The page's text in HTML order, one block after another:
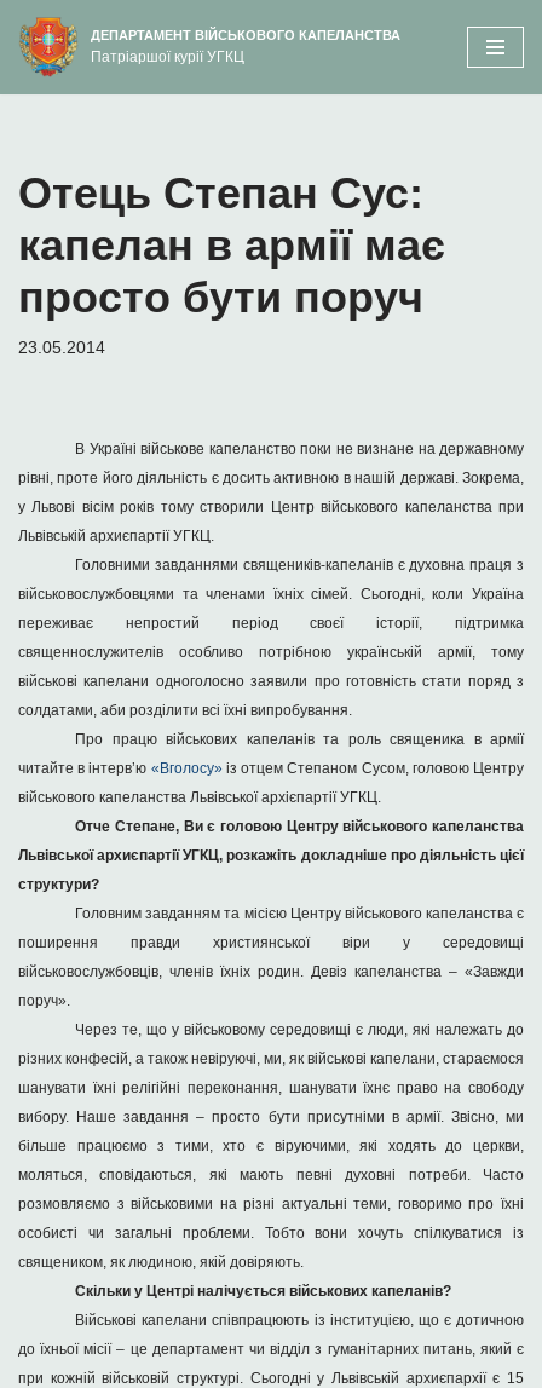
вмісту
Перейти
до
ДЕПАРТАМЕНТ ВІЙСЬКОВОГО КАПЕЛАНСТВА
Патріаршої курії УГКЦ
Отець Степан Сус:
капелан в армії має
просто бути поруч
23.05.2014
В Україні військове капеланство поки не визнане на державному
рівні, проте його діяльність є досить активною в нашій державі. Зокрема,
у Львові вісім років тому створили Центр військового капеланства при
Львівській архиєпартії УГКЦ.
Головними завданнями священиків-капеланів є духовна праця з
військовослужбовцями та членами їхніх сімей. Сьогодні, коли Україна
переживає непростий період своєї історії, підтримка
священнослужителів особливо потрібною українській армії, тому
військові капелани одноголосно заявили про готовність стати поряд з
солдатами, аби розділити всі їхні випробування.
Про працю військових капеланів та роль священика в армії
читайте в інтерв’ю «Вголосу»із отцем Степаном Сусом, головою Центру
військового капеланства Львівської архієпартії УГКЦ.
Отче Степане, Ви є головою Центру військового капеланства
Львівської архиєпартії УГКЦ, розкажіть докладніше про діяльність цієї
структури?
Головним завданням та місією Центру військового капеланства є
поширення правди християнської віри у середовищі
військовослужбовців, членів їхніх родин. Девіз капеланства – «Завжди
поруч».
Через те, що у військовому середовищі є люди, які належать до
різних конфесій, а також невіруючі, ми, як військові капелани, стараємося
шанувати їхні релігійні переконання, шанувати їхнє право на свободу
вибору. Наше завдання – просто бути присутніми в армії. Звісно, ми
більше працюємо з тими, хто є віруючими, які ходять до церкви,
моляться, сповідаються, які мають певні духовні потреби. Часто
розмовляємо з військовими на різні актуальні теми, говоримо про їхні
особисті чи загальні проблеми. Тобто вони хочуть спілкуватися із
священиком, як людиною, якій довіряють.
Скільки у Центрі налічується військових капеланів?
Військові капелани співпрацюють із інституцією, що є дотичною
до їхньої місії – це департамент чи відділ з гуманітарних питань, який є
при кожній військовій структурі. Сьогодні у Львівській архиєпархії є 15